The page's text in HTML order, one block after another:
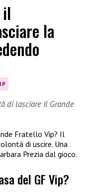
la
di lasciare il Grande
Fratello Vip? Il
di uscire. Una
Prezia dal gioco.
del GF Vip?